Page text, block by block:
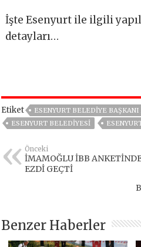
İşte Esenyurt ile ilgili
detayları…
Etiket
ESENYURT BELEDIYE
ESENYURT BELEDIYESI
Önceki
İMAMOĞLU İBB
EZDİ GEÇTİ
Benzer Haberler